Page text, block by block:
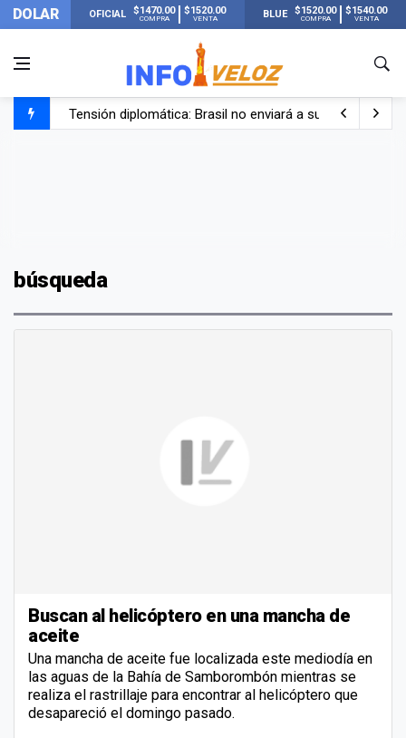
DOLAR OFICIAL $1470.00
COMPRA
$1520.00
VENTA BLUE $1520.00
COMPRA
$1540.00
VENTA
Tensión diplomática: Brasil no enviará a su embajador
búsqueda
Buscan al helicóptero en una mancha de
aceite
Una mancha de aceite fue localizada este mediodía en
las aguas de la Bahía de Samborombón mientras se
realiza el rastrillaje para encontrar al helicóptero que
desapareció el domingo pasado.